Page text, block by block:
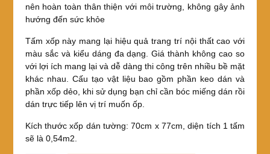
nên hoàn toàn thân thiện với môi trường, không gây ảnh
hướng đến sức khỏe
Tấm xốp này mang lại hiệu quả trang trí nội thất cao với
màu sắc và kiểu dáng đa dạng. Giá thành không cao so
với lợi ích mang lại và dễ dàng thi công trên nhiều bề mặt
khác nhau. Cấu tạo vật liệu bao gồm phần keo dán và
phần xốp dẻo, khi sử dụng bạn chỉ cần bóc miếng dán rồi
dán trực tiếp lên vị trí muốn ốp.
Kích thước xốp dán tường: 70cm x 77cm, diện tích 1 tấm
sẽ là 0,54m2.